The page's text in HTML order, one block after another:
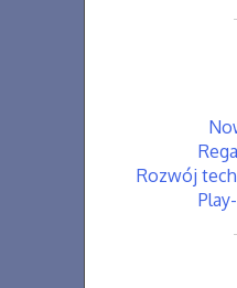
Rozwój